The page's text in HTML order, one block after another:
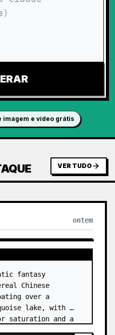
imagem e vídeo grátis
VER TUDO
ontem
fantasy
Chinese
over a
lake, with
saturation and a